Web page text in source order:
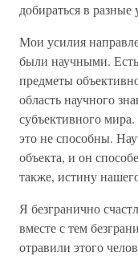
добираться в разные
Мои усилия
были научными.
предметы
область научного
субъективного
это не способны.
объекта, и он
также, истину
Я безгранично
вместе с тем
отравили этого